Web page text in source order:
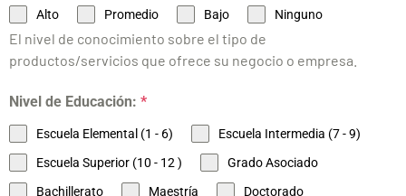
Alto Promedio Bajo Ninguno
El nivel de conocimiento sobre el tipo de
productos/servicios que ofrece su negocio o empresa.
Nivel de Educación: *
Escuela Elemental (1 - 6) Escuela Intermedia (7 - 9)
Escuela Superior (10 - 12 ) Grado Asociado
Bachillerato Maestría Doctorado